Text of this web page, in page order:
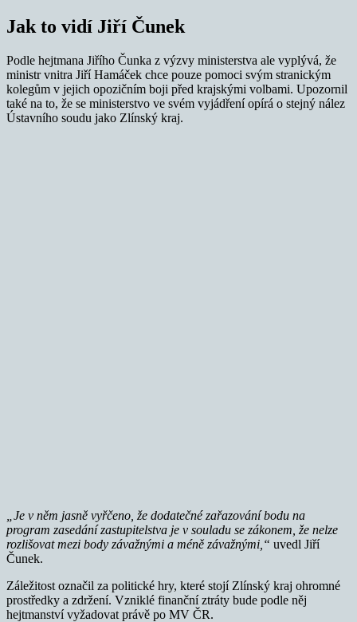
Jak to vidí Jiří Čunek
Podle hejtmana Jiřího Čunka z výzvy ministerstva ale vyplývá, že
ministr vnitra Jiří Hamáček chce pouze pomoci svým stranickým
kolegům v jejich opozičním boji před krajskými volbami. Upozornil
také na to, že se ministerstvo ve svém vyjádření opírá o stejný nález
Ústavního soudu jako Zlínský kraj.
„Je v něm jasně vyřčeno, že dodatečné zařazování bodu na
program zasedání zastupitelstva je v souladu se zákonem, že nelze
rozlišovat mezi body závažnými a méně závažnými,“ uvedl Jiří
Čunek.
Záležitost označil za politické hry, které stojí Zlínský kraj ohromné
prostředky a zdržení. Vzniklé finanční ztráty bude podle něj
hejtmanství vyžadovat právě po MV ČR.